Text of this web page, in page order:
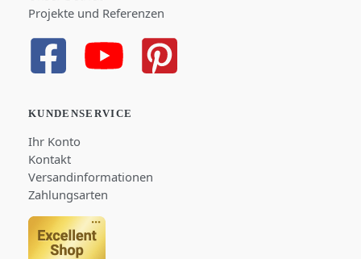
Projekte und Referenzen
KUNDENSERVICE
Ihr Konto
Kontakt
Versandinformationen
Zahlungsarten